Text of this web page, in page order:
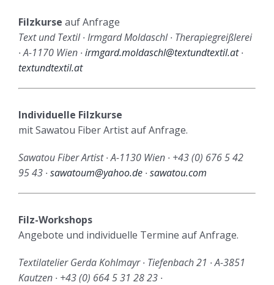
Filzkurse auf Anfrage
Text und Textil ∙ Irmgard Moldaschl ∙ Therapiegreißlerei
∙ A-1170 Wien ∙ irmgard.moldaschl@textundtextil.at∙
textundtextil.at
Individuelle Filzkurse
mit Sawatou Fiber Artist auf Anfrage.
Sawatou Fiber Artist ∙ A-1130 Wien ∙ +43 (0) 676 5 42
95 43 ∙ sawatoum@yahoo.de∙ sawatou.com
Filz-Workshops
Angebote und individuelle Termine auf Anfrage.
Textilatelier Gerda Kohlmayr ∙ Tiefenbach 21 ∙ A-3851
Kautzen ∙ +43 (0) 664 5 31 28 23 ∙